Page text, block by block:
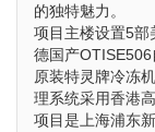
的独特魅力。
项目主楼设置5部
德国产
原装特灵牌冷冻
理系统采用香港
项目是上海浦东